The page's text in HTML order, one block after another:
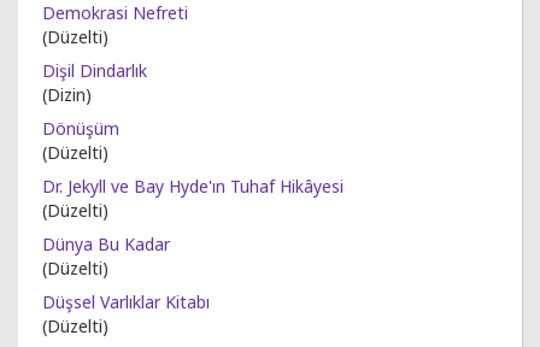
Demokrasi Nefreti
(Düzelti)
Dişil Dindarlık
(Dizin)
Dönüşüm
(Düzelti)
Dr. Jekyll ve Bay Hyde'ın Tuhaf Hikâyesi
(Düzelti)
Dünya Bu Kadar
(Düzelti)
Düşsel Varlıklar Kitabı
(Düzelti)